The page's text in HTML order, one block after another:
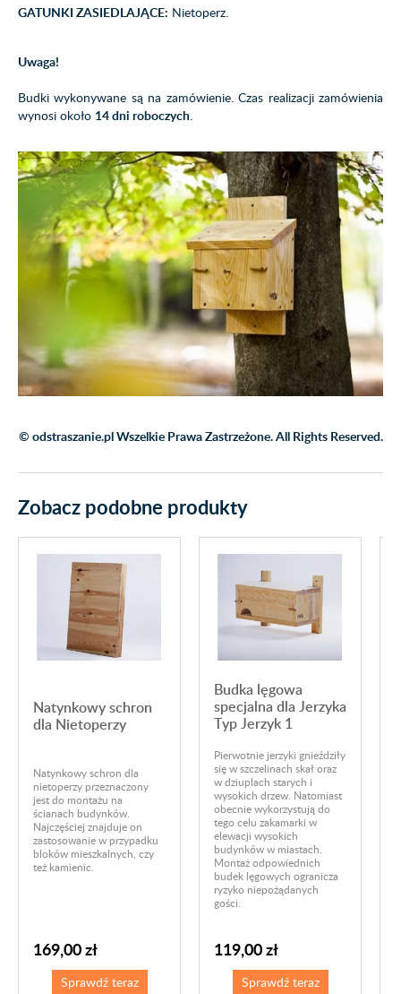
GATUNKI ZASIEDLAJĄCE: Nietoperz.
Uwaga!
Budki wykonywane są na zamówienie. Czas realizacji zamówienia
wynosi około 14 dni roboczych.
© odstraszanie.pl Wszelkie Prawa Zastrzeżone. All Rights Reserved.
Zobacz podobne produkty
Natynkowy schron
dla Nietoperzy
Natynkowy schron dla
nietoperzy przeznaczony
jest do montażu na
ścianach budynków.
Najczęściej znajduje on
zastosowanie w przypadku
bloków mieszkalnych, czy
też kamienic.
169,00 zł
Sprawdź teraz
Budka lęgowa
specjalna dla Jerzyka
Typ Jerzyk 1
Pierwotnie jerzyki gnieździły
się w szczelinach skał oraz
w dziuplach starych i
wysokich drzew. Natomiast
obecnie wykorzystują do
tego celu zakamarki w
elewacji wysokich
budynków w miastach.
Montaż odpowiednich
budek lęgowych ogranicza
ryzyko niepożądanych
gości.
119,00 zł
Sprawdź teraz